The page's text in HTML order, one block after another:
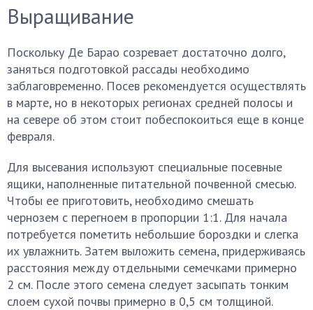
Выращивание
Поскольку Де Барао созревает достаточно долго,
заняться подготовкой рассады необходимо
заблаговременно. Посев рекомендуется осуществлять
в марте, но в некоторых регионах средней полосы и
на севере об этом стоит побеспокоиться еще в конце
февраля.
Для высевания используют специальные посевные
ящики, наполненные питательной почвенной смесью.
Чтобы ее приготовить, необходимо смешать
чернозем с перегноем в пропорции 1:1. Для начала
потребуется пометить небольшие бороздки и слегка
их увлажнить. Затем выложить семена, придерживаясь
расстояния между отдельными семечками примерно
2 см. После этого семена следует засыпать тонким
слоем сухой почвы примерно в 0,5 см толщиной.